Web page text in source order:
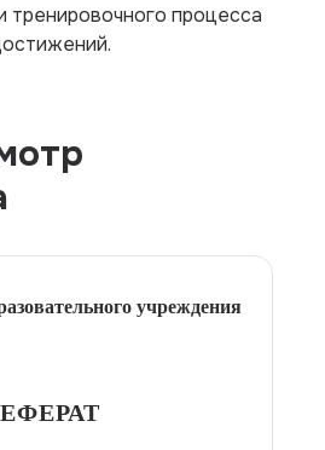
тренировочного процесса
учреждения